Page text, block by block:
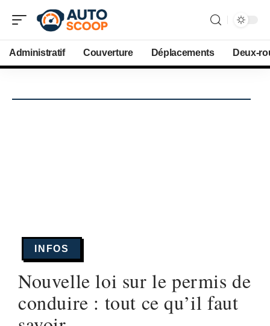
Administratif Couverture Déplacements Deux-
INFOS
Nouvelle loi sur le permis de
conduire : tout ce qu’il faut